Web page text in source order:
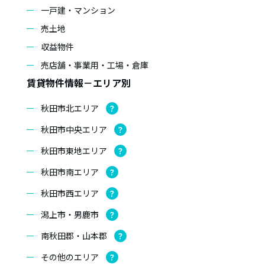
一戸建・マンション
売土地
収益物件
売店舗・事業用・工場・倉庫
賃貸物件情報－エリア別
秋田市北エリア ？
秋田市中央エリア ？
秋田市東地エリア ？
秋田市南エリア ？
秋田市西エリア ？
潟上市・男鹿市 ？
南秋田郡・山本郡 ？
その他のエリア ？